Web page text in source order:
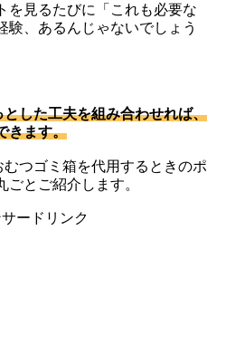
を見るたびに「これも必要な
験、あるんじゃないでしょう
した工夫を組み合わせれば、
きます。
つゴミ箱を代用するときのポ
とご紹介します。
ードリンク